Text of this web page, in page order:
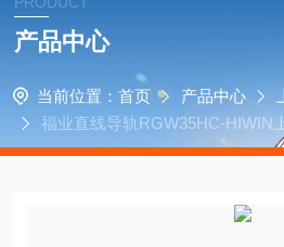
产品中心
当前位置： 首页 产品中心
福业直线导轨RGW35HC-HIWIN